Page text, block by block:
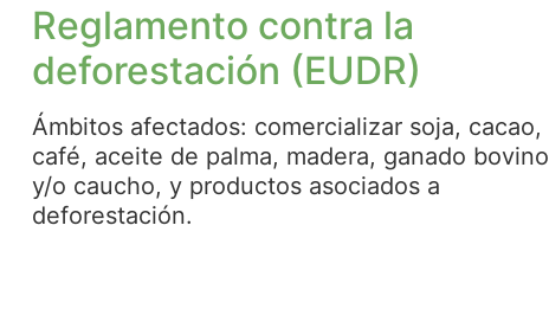
Reglamento contra la
deforestación (EUDR)
Ámbitos afectados: comercializar soja, cacao,
café, aceite de palma, madera, ganado bovino
y/o caucho, y productos asociados a
deforestación.